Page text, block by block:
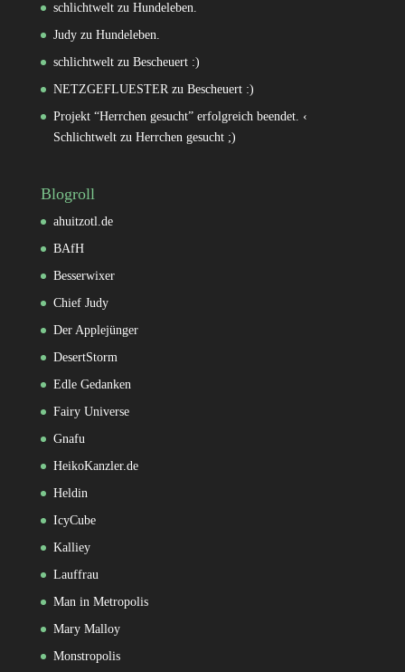
schlichtweltzu Hundeleben.
Judyzu Hundeleben.
schlichtweltzu Bescheuert :)
NETZGEFLUESTERzu Bescheuert :)
Projekt “Herrchen gesucht” erfolgreich beendet. ‹
Schlichtweltzu Herrchen gesucht ;)
Blogroll
ahuitzotl.de
BAfH
Besserwixer
Chief Judy
Der Applejünger
DesertStorm
Edle Gedanken
Fairy Universe
Gnafu
HeikoKanzler.de
Heldin
IcyCube
Kalliey
Lauffrau
Man in Metropolis
Mary Malloy
Monstropolis